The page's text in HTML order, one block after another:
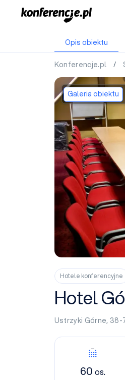
Opis obiektu
Konferencje.pl /
Galeria obiektu
Hotele konferencyjne
Hotel
Ustrzyki Górne, 38-
60os.